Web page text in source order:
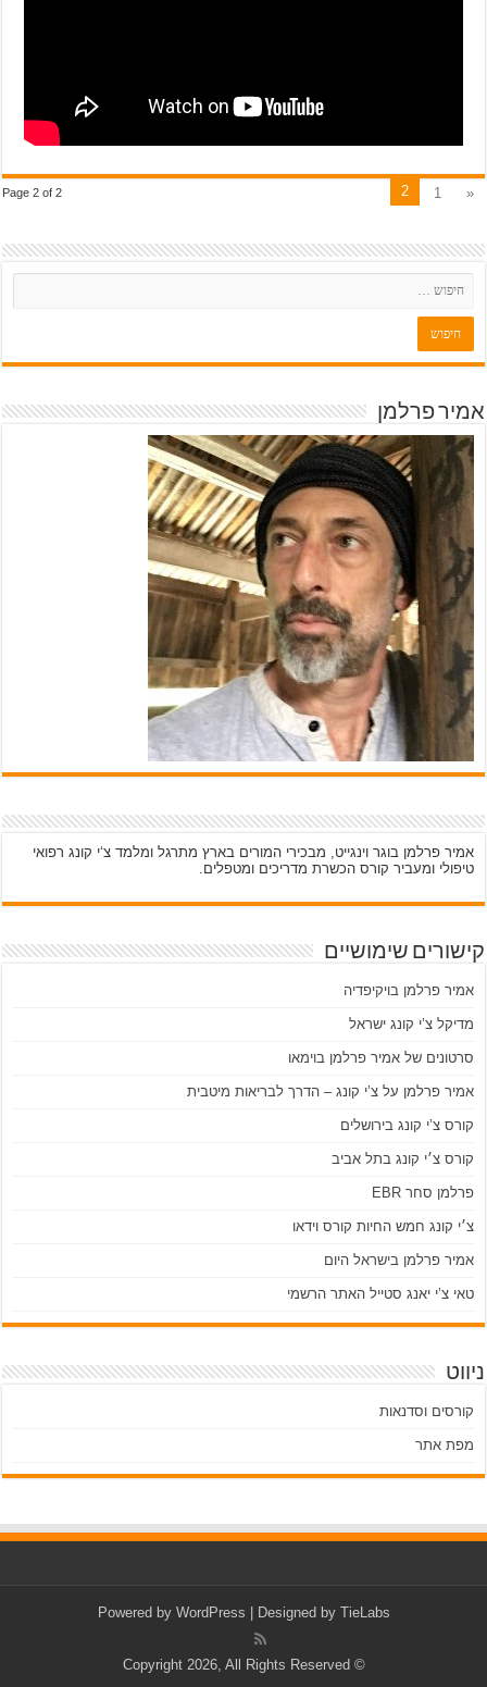
Page 2 of 2 «
1
2
אמיר פרלמן
אמיר פרלמן בוגר וינגייט, מבכירי המורים בארץ מתרגל ומלמד צ‘י קונג רפואי
טיפולי ומעביר קורס הכשרת מדריכים ומטפלים.
קישורים שימושיים
אמיר פרלמן בויקיפדיה
מדיקל צ’י קונג ישראל
סרטונים של אמיר פרלמן בוימאו
אמיר פרלמן על צ’י קונג – הדרך לבריאות מיטבית
קורס צ’י קונג בירושלים
קורס צ׳י קונג בתל אביב
פרלמן סחר EBR
צ׳י קונג חמש החיות קורס וידאו
אמיר פרלמן בישראל היום
טאי צ’י יאנג סטייל האתר הרשמי
ניווט
קורסים וסדנאות
מפת אתר
Powered by WordPress | Designed by TieLabs
© Copyright 2026, All Rights Reserved